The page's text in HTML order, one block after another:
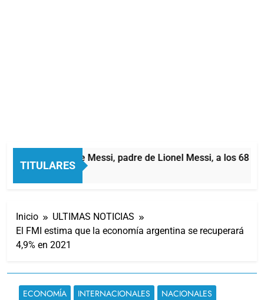
TITULARES
Murió Jorge Messi, padre de Lionel Messi, a los 68
2 Horas Atrás
Inicio
ULTIMAS NOTICIAS
El FMI estima que la economía argentina se recuperará
4,9% en 2021
ECONOMÍA INTERNACIONALES
NACIONALES